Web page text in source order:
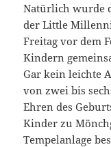
Natürlich wurde
der Little
Freitag vor dem
Kindern
Gar kein leichte
von zwei bis
Ehren des
Kinder zu
Tempelanlage